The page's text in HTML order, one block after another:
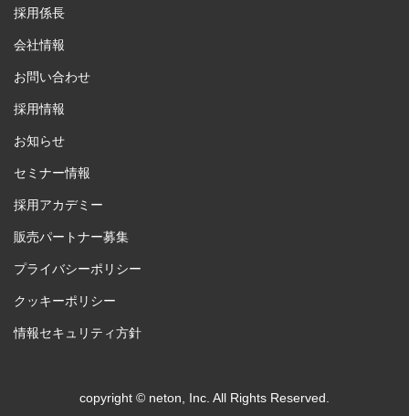
採用係長
会社情報
お問い合わせ
採用情報
お知らせ
セミナー情報
採用アカデミー
販売パートナー募集
プライバシーポリシー
クッキーポリシー
情報セキュリティ方針
copyright © neton, Inc. All Rights Reserved.